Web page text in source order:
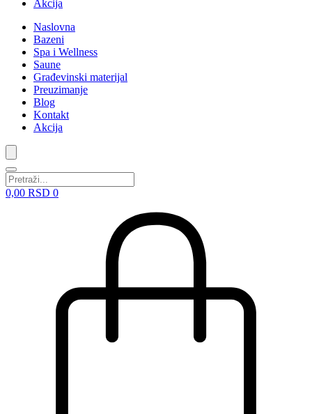
Akcija
Naslovna
Bazeni
Spa i Wellness
Saune
Građevinski materijal
Preuzimanje
Blog
Kontakt
Akcija
0,00 RSD 0